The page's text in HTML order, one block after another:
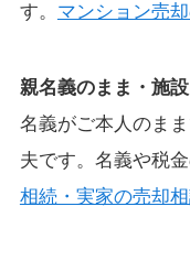
す。 マンション売
親名義のまま・施
名義がご本人のま
夫です。名義や税
相続・実家の売却